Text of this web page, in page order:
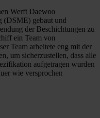
Werft Daewoo
(DSME) gebaut und
der Beschichtungen zu
ein Team von
Team arbeitete eng mit der
um sicherzustellen, dass alle
aufgetragen wurden
wie versprochen